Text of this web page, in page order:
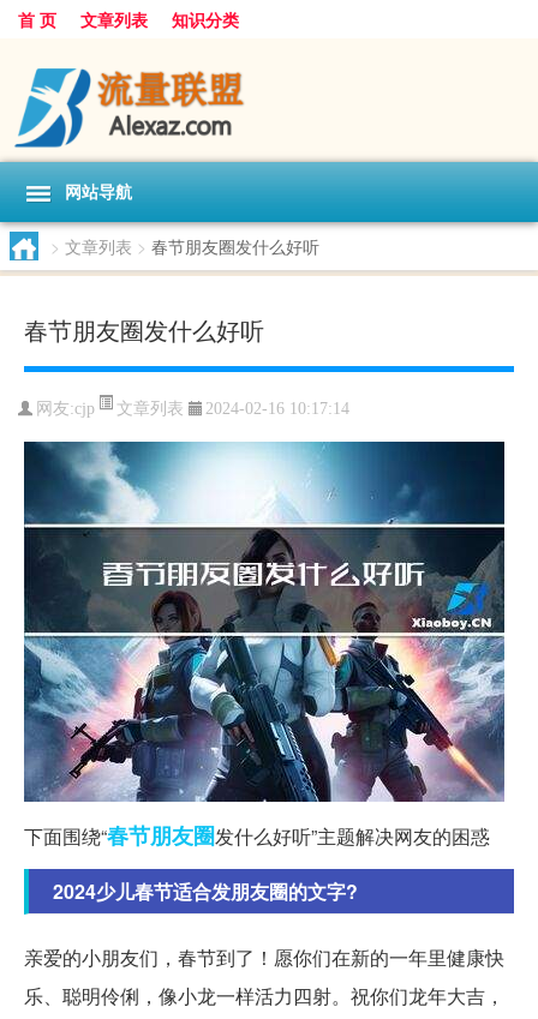
首 页 文章列表 知识分类
网站导航
> 文章列表 > 春节朋友圈发什么好听
春节朋友圈发什么好听
网友:cjp 文章列表 2024-02-16 10:17:14
下面围绕“春节朋友圈发什么好听”主题解决网友的困惑
2024少儿春节适合发朋友圈的文字?
亲爱的小朋友们，春节到了！愿你们在新的一年里健康快
乐、聪明伶俐，像小龙一样活力四射。祝你们龙年大吉，